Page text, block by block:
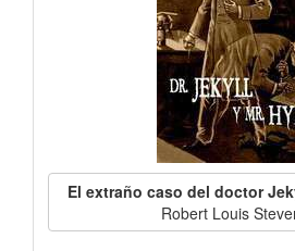
El extraño caso del doctor
Robert Louis